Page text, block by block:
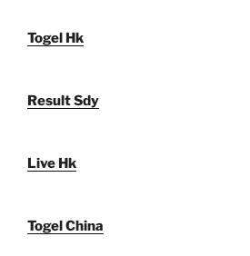
Togel Hk
Result Sdy
Live Hk
Togel China